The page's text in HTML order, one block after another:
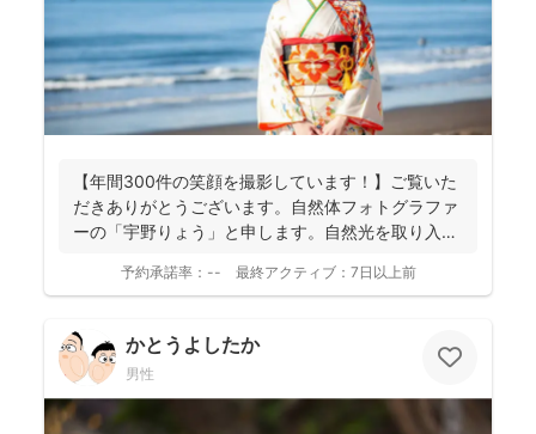
【年間300件の笑顔を撮影しています！】ご覧いた
だきありがとうございます。自然体フォトグラファ
ーの「宇野りょう」と申します。自然光を取り入れ
予約承諾率： -- 最終アクティブ： 7日以上前
かとうよしたか
男性